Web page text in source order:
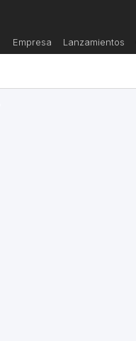
Empresa Lanzamientos